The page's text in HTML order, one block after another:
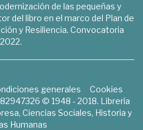
de las pequeñas y
del libro en el marco del Plan de
y Resiliencia. Convocatoria
2022.
generales
Cookies
© 1948 - 2018. Librería
Ciencias Sociales, Historia y
Humanas